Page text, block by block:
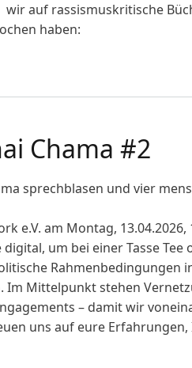
wir auf rassismuskritische
haben:
Chama #2
e.V. am Montag,
digital, um bei einer Tasse
Rahmenbedingungen
Im Mittelpunkt stehen
– damit wir
uns auf eure